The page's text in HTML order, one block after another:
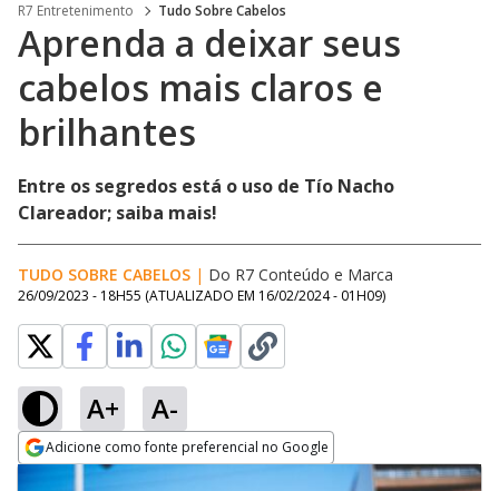
R7 Entretenimento Tudo Sobre Cabelos
Aprenda a deixar seus
cabelos mais claros e
brilhantes
Entre os segredos está o uso de Tío Nacho
Clareador; saiba mais!
TUDO SOBRE CABELOS | Do R7 Conteúdo e Marca
26/09/2023 - 18H55 (ATUALIZADO EM 16/02/2024 - 01H09)
A+ A-
Adicione como fonte preferencial no Google
Opens in new window